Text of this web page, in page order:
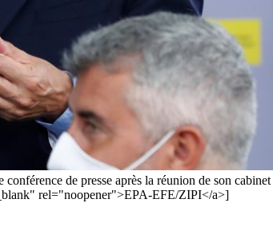
de presse après la réunion de son
rel="noopener">EPA-EFE/ZIPI</a>]